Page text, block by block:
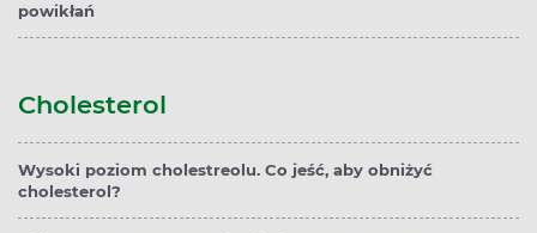
powikłań
Cholesterol
Wysoki poziom cholestreolu. Co jeść, aby obniżyć
cholesterol?